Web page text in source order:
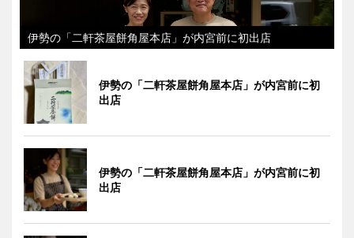
伊勢の「二軒茶屋餅角屋本店」が内宮前に初出店
伊勢の「二軒茶屋餅角屋本店」が内宮前に初
出店
伊勢の「二軒茶屋餅角屋本店」が内宮前に初
出店